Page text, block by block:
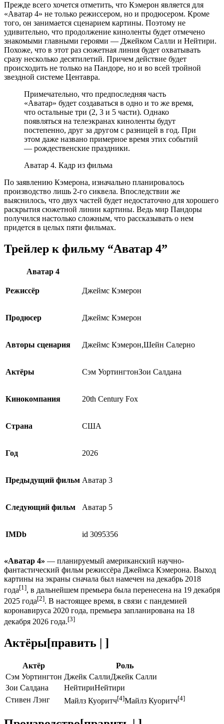
Прежде всего хочется отметить, что Кэмерон является для
«Аватар 4» не только режиссером, но и продюсером. Кроме
того, он занимается сценарием картины. Поэтому не
удивительно, что продолжение киноленты будет отмечено
знакомыми главными героями — Джейком Салли и Нейтири.
Похоже, что в этот раз сюжетная линия будет охватывать
сразу несколько десятилетий. Причем действие будет
происходить не только на Пандоре, но и во всей тройной
звездной системе Центавра.
Примечательно, что предпоследняя часть
«Аватар» будет создаваться в одно и то же время,
что остальные три (2, 3 и 5 части). Однако
появляться на телеэкранах киноленты будут
постепенно, друг за другом с разницей в год. При
этом даже названо примерное время этих событий
— рождественские праздники.
Аватар 4. Кадр из фильма
По заявлению Кэмерона, изначально планировалось
производство лишь 2-го сиквела. Впоследствии же
выяснилось, что двух частей будет недостаточно для хорошего
раскрытия сюжетной линии картины. Ведь мир Пандоры
получился настолько сложным, что рассказывать о нем
придется в целых пяти фильмах.
Трейлер к фильму “Аватар 4”
Аватар 4
Режиссёр Джеймс Кэмерон
Продюсер Джеймс Кэмерон
Авторы сценария Джеймс Кэмерон,Шейн Салерно
Актёры Сэм УортингтонЗои Салдана
Кинокомпания 20th Century Fox
Страна США
Год 2026
Предыдущий фильм Аватар 3
Следующий фильм Аватар 5
IMDb id 3095356
«Аватар 4» — планируемый американский научно-
фантастический фильм режиссёра Джеймса Кэмерона. Выход
картины на экраны сначала был намечен на декабрь 2018
года[1], в дальнейшем премьера была перенесена на 19 декабря
2025 года[2]. В настоящее время, в связи с пандемией
коронавируса 2020 года, премьера запланирована на 18
декабря 2026 года.[3]
Актёры[править | ]
Актёр
Роль
Сэм Уортингтон Джейк СаллиДжейк Салли
Зои Салдана
НейтириНейтири
Стивен Лэнг
Майлз Куоритч[4]Майлз Куоритч[4]